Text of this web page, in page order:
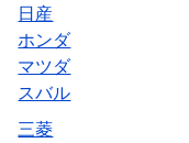
日産
ホンダ
マツダ
スバル
三菱